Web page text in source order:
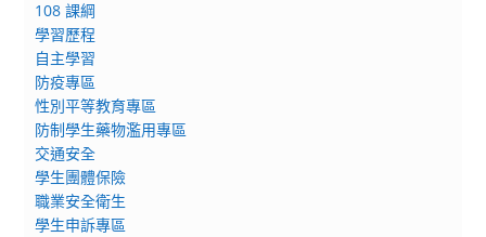
108 課綱
學習歷程
自主學習
防疫專區
性別平等教育專區
防制學生藥物濫用專區
交通安全
學生團體保險
職業安全衛生
學生申訴專區